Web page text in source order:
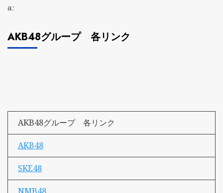
a:
AKB48グループ 各リンク
AKB48グループ 各リンク
AKB48
SKE48